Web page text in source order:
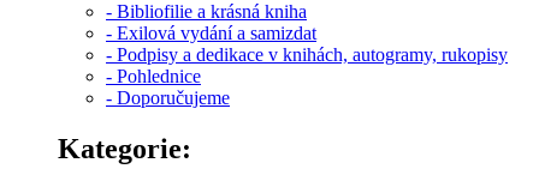
- Bibliofilie a krásná kniha
- Exilová vydání a samizdat
- Podpisy a dedikace v knihách, autogramy, rukopisy
- Pohlednice
- Doporučujeme
Kategorie: